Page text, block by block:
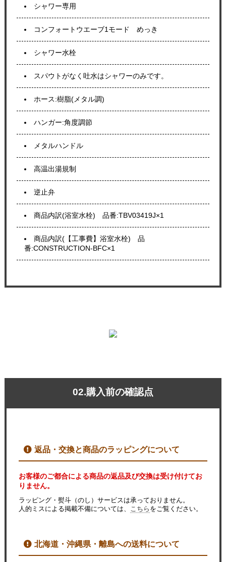
シャワー専用
コンフォートウエーブ1モード めっき
シャワー水栓
スパウトがなく吐水はシャワーのみです。
ホース:樹脂(メタル調)
ハンガー:角度調節
メタルハンドル
高温出湯規制
逆止弁
商品内訳(浴室水栓) 品番:TBV03419J×1
商品内訳(【工事費】浴室水栓) 品
番:CONSTRUCTION-BFC×1
02.購入前の確認点
返品・交換と商品のラッピングについて
お客様のご都合による商品の返品及び交換は受け付けてお
りません。
ラッピング・熨斗（のし）サービスは承っておりません。
人的ミスによる掲載不備については、 こちら をご覧ください。
北海道・沖縄県・離島への送料について